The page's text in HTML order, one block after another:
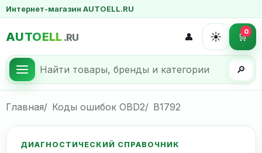
Интернет-магазин AUTOELL.RU
AUTOELL .RU
🔎
👤 ☀️ 🛒0
Главная Коды ошибок OBD2 B1792
ДИАГНОСТИЧЕСКИЙ СПРАВОЧНИК